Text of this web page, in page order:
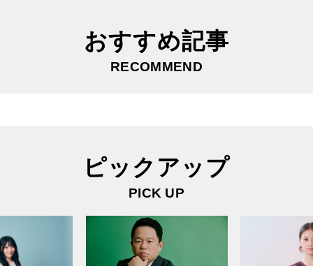
おすすめ記事
RECOMMEND
ピックアップ
PICK UP